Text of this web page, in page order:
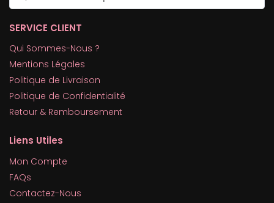
SERVICE CLIENT
Qui Sommes-Nous ?
Mentions Légales
Politique de Livraison
Politique de Confidentialité
Retour & Remboursement
Liens Utiles
Mon Compte
FAQs
Contactez-Nous